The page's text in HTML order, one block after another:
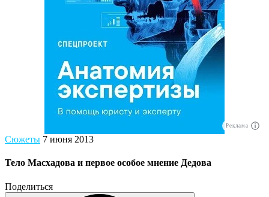
Реклама
Сюжеты 7 июня 2013
Тело Масхадова и первое особое мнение Дедова
Поделиться